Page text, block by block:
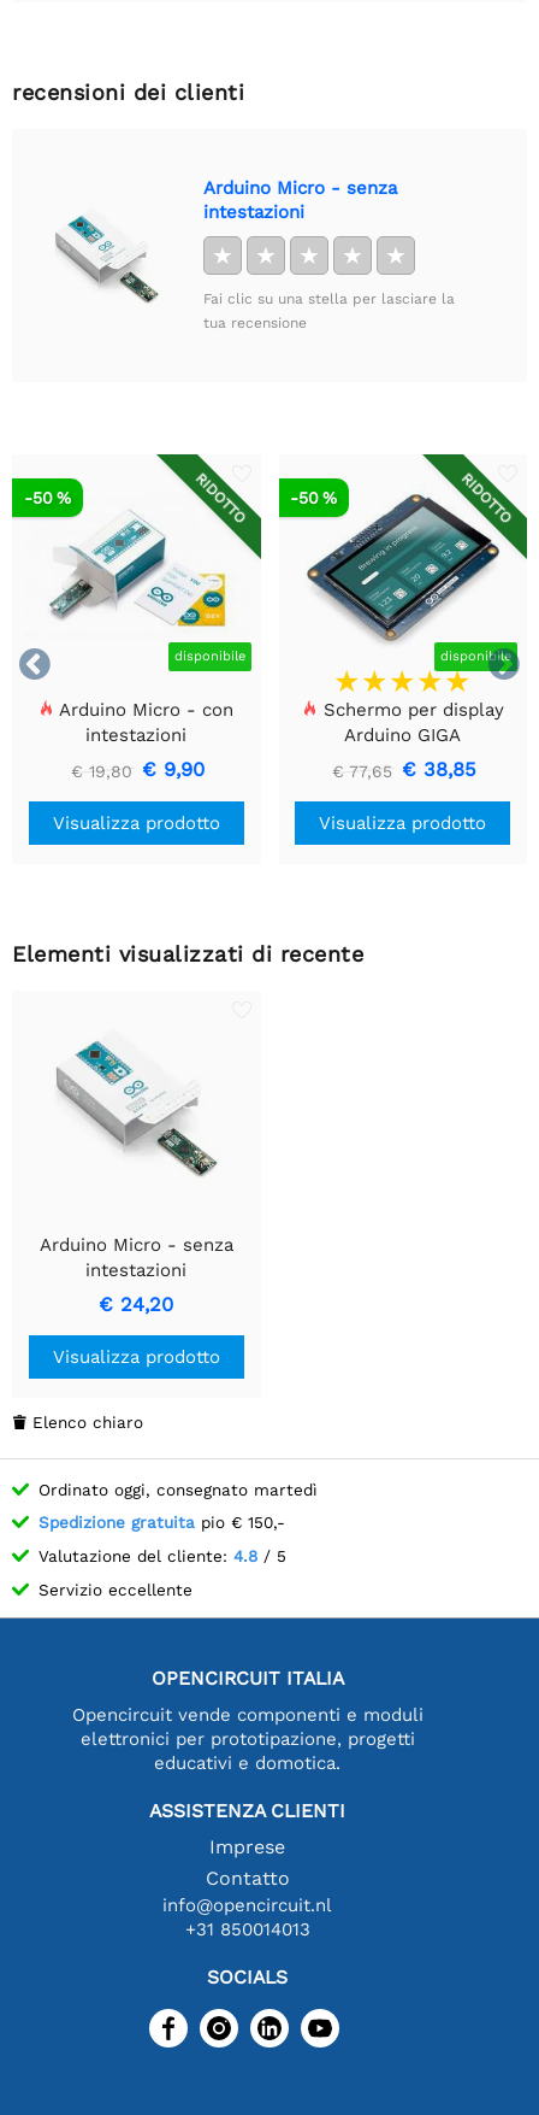
recensioni dei clienti
Arduino Micro - senza
intestazioni
★ ★ ★ ★ ★
Fai clic su una stella per lasciare la
tua recensione


RIDOTTO
disponibile
-50 %
Arduino Micro - con
intestazioni
€ 19,80 € 9,90
Visualizza prodotto
RIDOTTO
disponibile
-50 %
Schermo per display
Arduino GIGA
€ 77,65 € 38,85
Visualizza prodotto
Elementi visualizzati di recente
Arduino Micro - senza
intestazioni
€ 24,20
Visualizza prodotto
 Elenco chiaro
Ordinato oggi, consegnato martedì
Spedizione gratuita pio € 150,-
Valutazione del cliente: 4.8 / 5
Servizio eccellente
OPENCIRCUIT ITALIA
Opencircuit vende componenti e moduli
elettronici per prototipazione, progetti
educativi e domotica.
ASSISTENZA CLIENTI
Imprese
Contatto
info@opencircuit.nl
+31 850014013
SOCIALS